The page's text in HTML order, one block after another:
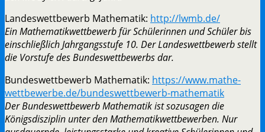
Landeswettbewerb Mathematik: http://lwmb.de/
Ein Mathematikwettbewerb für Schülerinnen und Schüler bis
einschließlich Jahrgangsstufe 10. Der Landeswettbewerb stellt
die Vorstufe des Bundeswettbewerbs dar.
Bundeswettbewerb Mathematik: https://www.mathe-
wettbewerbe.de/bundeswettbewerb-mathematik
Der Bundeswettbewerb Mathematik ist sozusagen die
Königsdisziplin unter den Mathematikwettbewerben. Nur